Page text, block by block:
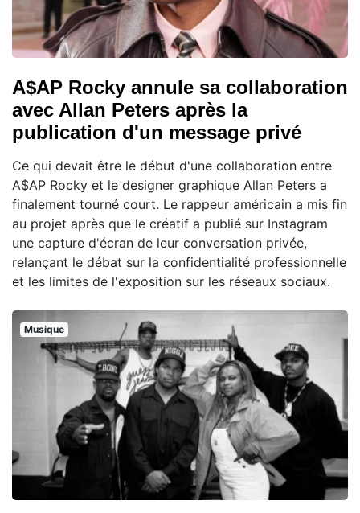
A$AP Rocky annule sa collaboration
avec Allan Peters après la
publication d'un message privé
Ce qui devait être le début d'une collaboration entre
A$AP Rocky et le designer graphique Allan Peters a
finalement tourné court. Le rappeur américain a mis fin
au projet après que le créatif a publié sur Instagram
une capture d'écran de leur conversation privée,
relançant le débat sur la confidentialité professionnelle
et les limites de l'exposition sur les réseaux sociaux.
Musique